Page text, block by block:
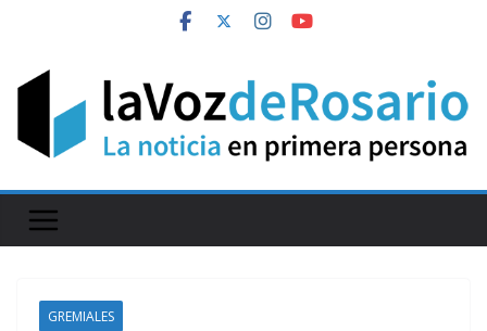
content
GREMIALES